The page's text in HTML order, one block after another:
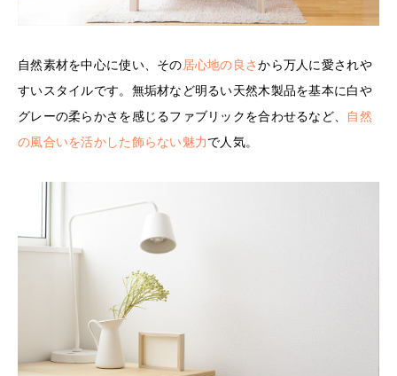
自然素材を中心に使い、その居心地の良さから万人に愛されや
すいスタイルです。無垢材など明るい天然木製品を基本に白や
グレーの柔らかさを感じるファブリックを合わせるなど、 自然
の風合いを活かした飾らない魅力で人気。